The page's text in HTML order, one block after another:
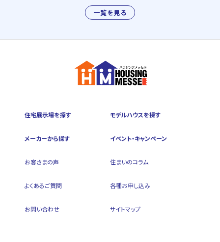
一覧を見る
住宅展示場を探す モデルハウスを探す
メーカーから探す イベント・キャンペーン
お客さまの声 住まいのコラム
よくあるご質問 各種お申し込み
お問い合わせ サイトマップ